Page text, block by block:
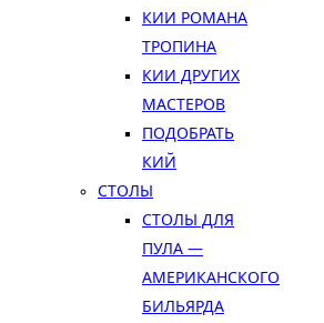
КИИ РОМАНА
ТРОПИНА
КИИ ДРУГИХ
МАСТЕРОВ
ПОДОБРАТЬ
КИЙ
СТОЛЫ
СТОЛЫ ДЛЯ
ПУЛА —
АМЕРИКАНСКОГО
БИЛЬЯРДА